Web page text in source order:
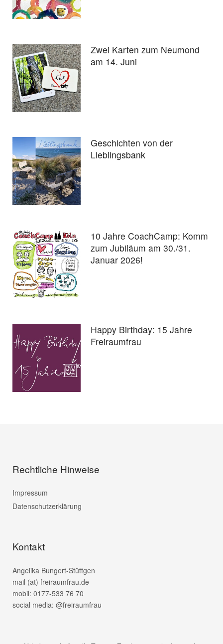
Zwei Karten zum Neumond
am 14. Juni
Geschichten von der
Lieblingsbank
10 Jahre CoachCamp: Komm
zum Jubiläum am 30./31.
Januar 2026!
Happy Birthday: 15 Jahre
Freiraumfrau
Rechtliche Hinweise
Impressum
Datenschutzerklärung
Kontakt
Angelika Bungert-Stüttgen
mail (at) freiraumfrau.de
mobil: 0177-533 76 70
social media: @freiraumfrau